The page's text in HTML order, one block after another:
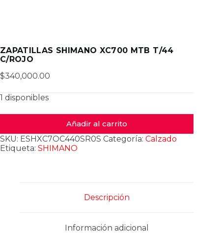
ZAPATILLAS SHIMANO XC700 MTB T/44
C/ROJO
$340,000.00
1 disponibles
Añadir al carrito
SKU: ESHXC7OC440SR0S Categoría: Calzado
Etiqueta: SHIMANO
Descripción
Información adicional